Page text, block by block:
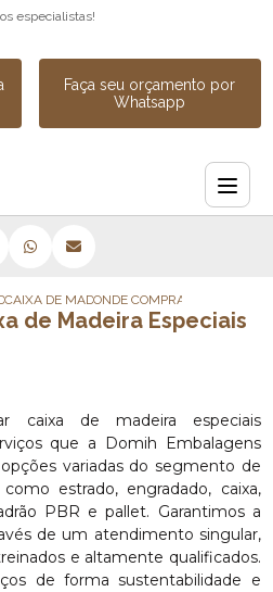
especialistas!
Faça seu orçamento por
Whatsapp
CAIXA DE MADEIRA SOB MEDIDA
ONDE COMPRAR CAIXA DE
de Madeira Especiais
caixa de madeira especiais
que a Domih Embalagens
variadas do segmento de
estrado, engradado, caixa,
PBR e pallet. Garantimos a
de um atendimento singular,
e altamente qualificados.
de forma sustentabilidade e